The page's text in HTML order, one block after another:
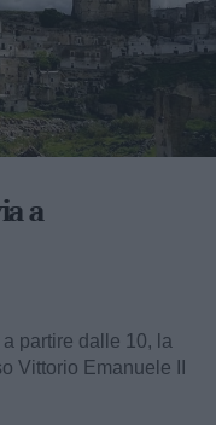
il Tarantino:
dalla
idrico nel Tarantino